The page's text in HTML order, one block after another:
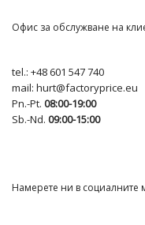
Офис за обслужване на
tel.: +48 601 547 740
mail: hurt@factoryprice.eu
Pn.-Pt. 08:00-19:00
Sb.-Nd. 09:00-15:00
Намерете ни в социалните